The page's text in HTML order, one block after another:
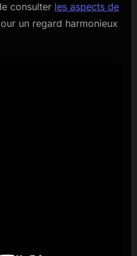
consulter les aspects de
un regard harmonieux